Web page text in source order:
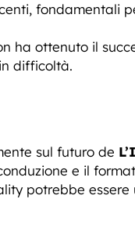
fondamentali
ha ottenuto il
difficoltà.
sul futuro de
e il
potrebbe